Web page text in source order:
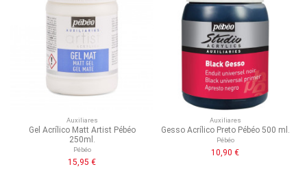
Auxiliares
Gel Acrílico Matt Artist Pébéo
250ml.
Pébéo
15,95 €
Auxiliares
Gesso Acrílico Preto Pébéo 500 ml.
Pébéo
10,90 €